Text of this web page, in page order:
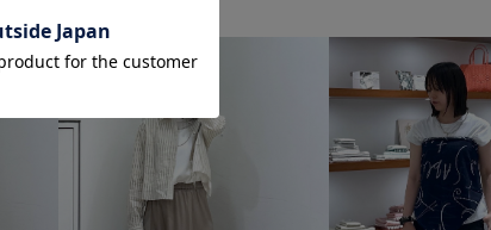
シンプルなトップス ジャケット スタイルアップ
セット センターシーム タック デイリーで
トレンド ハリ感 バギーパンツ
ベルト メッシュ